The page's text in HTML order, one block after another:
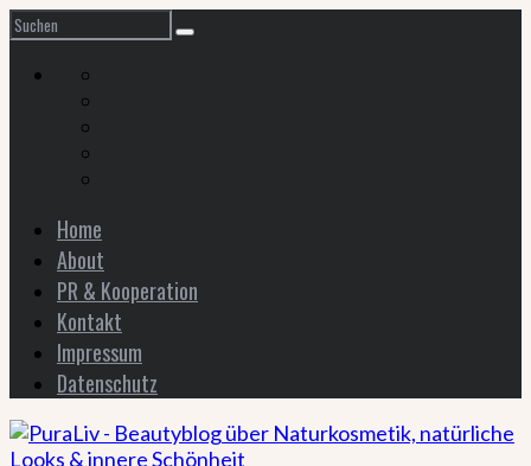
Home
About
PR & Kooperation
Kontakt
Impressum
Datenschutz